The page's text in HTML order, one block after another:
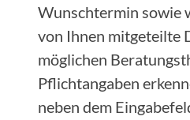
Wunschtermin sowie
von Ihnen mitgeteilte
möglichen
Pflichtangaben
neben dem